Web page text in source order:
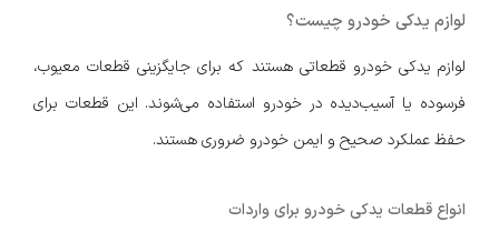
لوازم یدکی خودرو چیست؟
لوازم یدکی خودرو قطعاتی هستند که برای جایگزینی قطعات معیوب،
فرسوده یا آسیب‌دیده در خودرو استفاده می‌شوند. این قطعات برای
حفظ عملکرد صحیح و ایمن خودرو ضروری هستند.
انواع قطعات یدکی خودرو برای واردات